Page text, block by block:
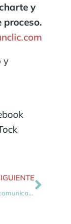
y
proceso.
y
Claves para comunicarse sin violencia